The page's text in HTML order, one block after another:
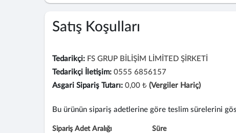
Satış Koşulları
Tedarikçi: FS GRUP BİLİŞİM LİMİTED ŞİRKETİ
Tedarikçi İletişim: 0555 6856157
Asgari Sipariş Tutarı: 0,00 ₺ (Vergiler Hariç)
Bu ürünün sipariş adetlerine göre teslim sürelerini
Sipariş Adet Aralığı Süre